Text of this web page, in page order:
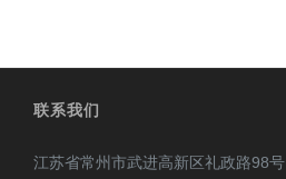
联系我们
江苏省常州市武进高新区礼政路98号